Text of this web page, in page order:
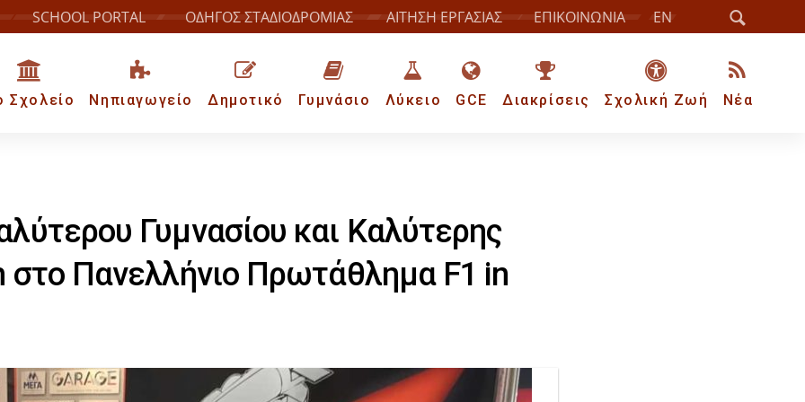
SCHOOL PORTAL ΟΔΗΓΟΣ ΣΤΑΔΙΟΔΡΟΜΙΑΣ ΑΙΤΗΣΗ ΕΡΓΑΣΙΑΣ ΕΠΙΚΟΙΝΩΝΙΑ EN
Σχολείο Νηπιαγωγείο Δημοτικό Γυμνάσιο Λύκειο GCE Διακρίσεις Σχολική Ζωή Νέα
Γυμνασίου και Καλύτερης
στο Πανελλήνιο Πρωτάθλημα F1 in